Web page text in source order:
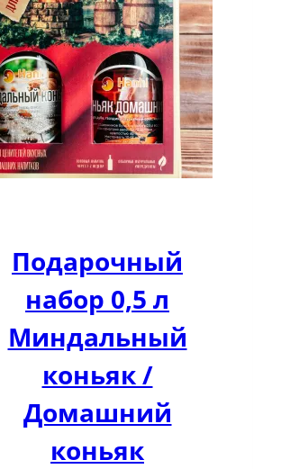
Подарочный
набор 0,5 л
Миндальный
коньяк /
Домашний
коньяк